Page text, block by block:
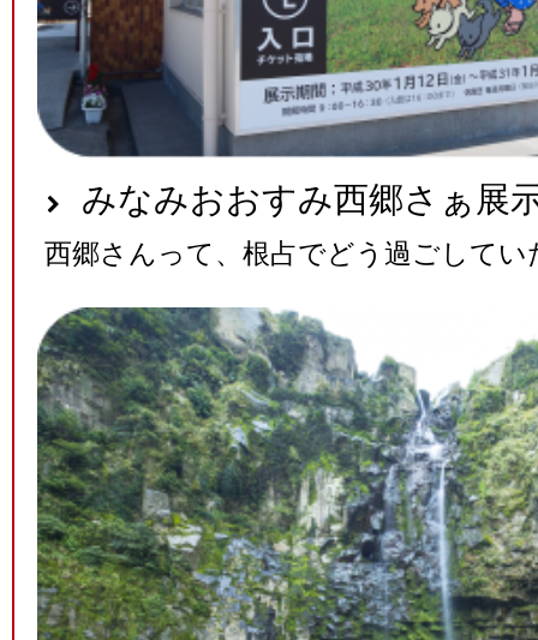
みなみおおすみ西郷さぁ展
西郷さんって、根占でどう過ごしてい